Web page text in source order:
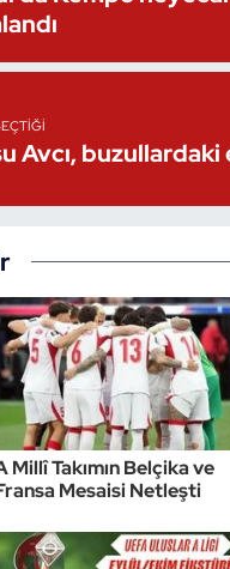
Avcı,
Millî Takımın Belçika ve
Mesaisi Netleşti